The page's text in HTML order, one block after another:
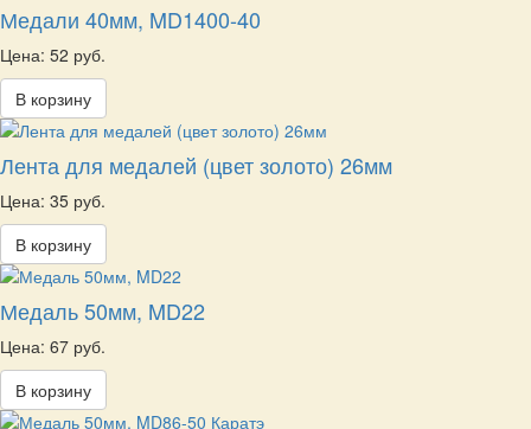
Медали 40мм, MD1400-40
Цена: 52 руб.
В корзину
Лента для медалей (цвет золото) 26мм
Цена: 35 руб.
В корзину
Медаль 50мм, MD22
Цена: 67 руб.
В корзину